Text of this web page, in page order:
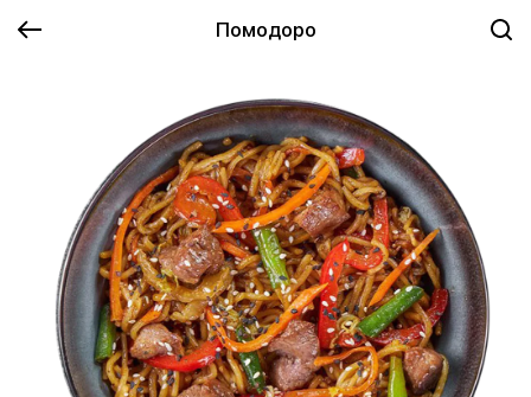
Помодоро